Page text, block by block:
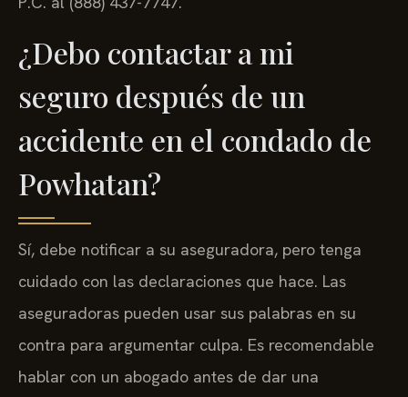
¿Debo contactar a mi
seguro después de un
accidente en el condado de
Powhatan?
Sí, debe notificar a su aseguradora, pero tenga
cuidado con las declaraciones que hace. Las
aseguradoras pueden usar sus palabras en su
contra para argumentar culpa. Es recomendable
hablar con un abogado antes de dar una